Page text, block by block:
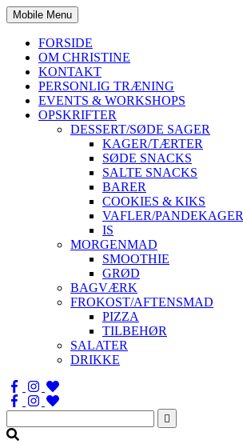
Mobile Menu
FORSIDE
OM CHRISTINE
KONTAKT
PERSONLIG TRÆNING
EVENTS & WORKSHOPS
OPSKRIFTER
DESSERT/SØDE SAGER
KAGER/TÆRTER
SØDE SNACKS
SALTE SNACKS
BARER
COOKIES & KIKS
VAFLER/PANDEKAGER
IS
MORGENMAD
SMOOTHIE
GRØD
BAGVÆRK
FROKOST/AFTENSMAD
PIZZA
TILBEHØR
SALATER
DRIKKE
Søg
efter: